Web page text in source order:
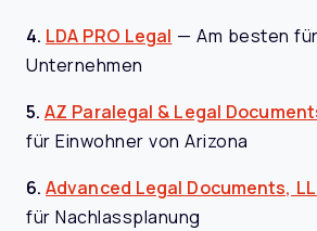
4. LDA PRO Legal —Am besten
Unternehmen
5. AZ Paralegal & Legal
für Einwohner von Arizona
6. Advanced Legal Documents,
für Nachlassplanung